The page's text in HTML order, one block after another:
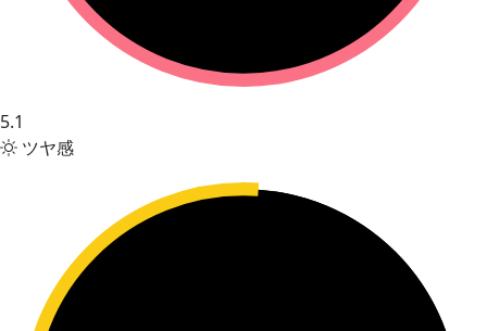
5.1
ツヤ感